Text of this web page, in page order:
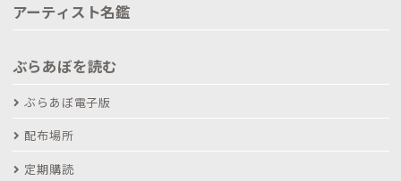
アーティスト名鑑
ぶらあぼを読む
ぶらあぼ電子版
配布場所
定期購読